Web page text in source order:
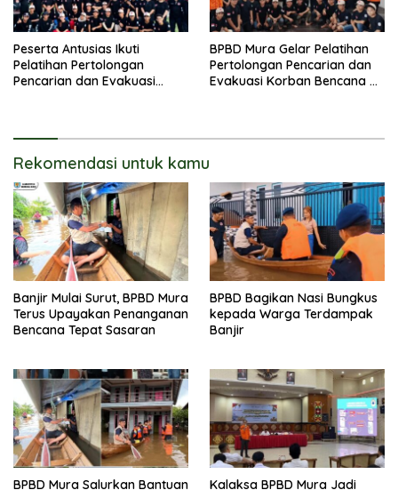
Peserta Antusias Ikuti
Pelatihan Pertolongan
Pencarian dan Evakuasi
BPBD Mura Gelar Pelatihan
Pertolongan Pencarian dan
Evakuasi Korban Bencana di
Rekomendasi untuk kamu
Banjir Mulai Surut, BPBD Mura
Terus Upayakan Penanganan
Bencana Tepat Sasaran
BPBD Bagikan Nasi Bungkus
kepada Warga Terdampak
Banjir
BPBD Mura Salurkan Bantuan Kalaksa BPBD Mura Jadi